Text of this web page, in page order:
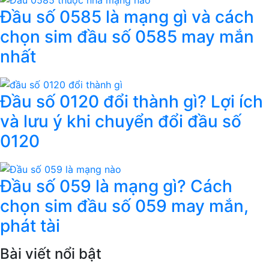
Đầu số 0585 là mạng gì và cách
chọn sim đầu số 0585 may mắn
nhất
Đầu số 0120 đổi thành gì? Lợi ích
và lưu ý khi chuyển đổi đầu số
0120
Đầu số 059 là mạng gì? Cách
chọn sim đầu số 059 may mắn,
phát tài
Bài viết nổi bật